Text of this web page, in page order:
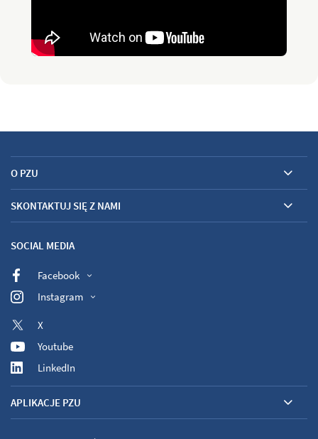
O PZU
SKONTAKTUJ SIĘ Z NAMI
SOCIAL MEDIA
Facebook
Instagram
X
Youtube
LinkedIn
APLIKACJE PZU